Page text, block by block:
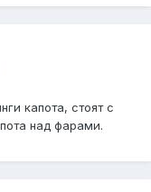
капота, стоят с
над фарами.